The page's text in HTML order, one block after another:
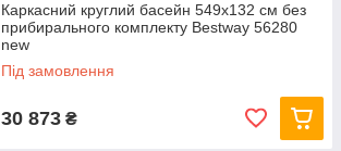
Каркасний круглий басейн 549x132 см без
прибирального комплекту Bestway 56280
new
Під замовлення
30 873 ₴